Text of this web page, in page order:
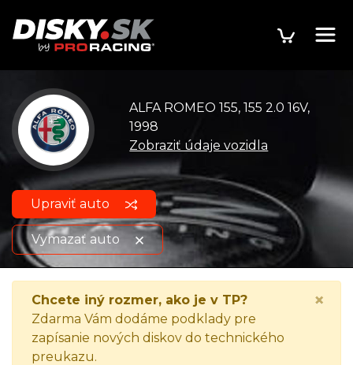
ALFA ROMEO 155, 155 2.0 16V,
1998
Zobraziť údaje vozidla
Upraviť auto
Vymazať auto
ALFA ROMEO 155, 155 2.0
16V, 1998
Zobraziť údaje o
vozidle
Chcete iný rozmer, ako je v TP?
Zdarma Vám dodáme podklady pre
zapísanie nových diskov do technického
preukazu.
×